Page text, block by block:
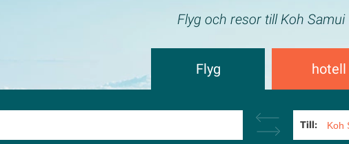
Flyg och resor till Koh
Flyg hotell
Till: